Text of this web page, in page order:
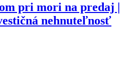
pri mori na predaj |
nehnuteľnosť